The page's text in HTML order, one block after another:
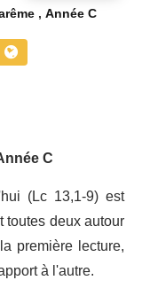
,Année C
C
(Lc 13,1-9) est
deux autour
première lecture,
à l'autre.